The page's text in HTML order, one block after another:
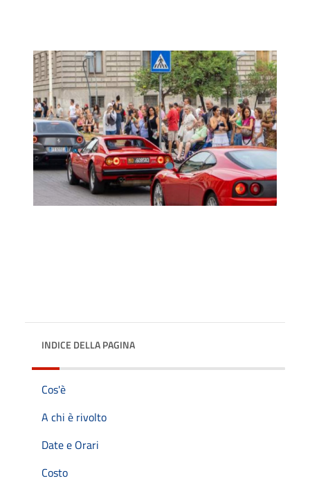
INDICE DELLA PAGINA
Cos'è
A chi è rivolto
Date e Orari
Costo